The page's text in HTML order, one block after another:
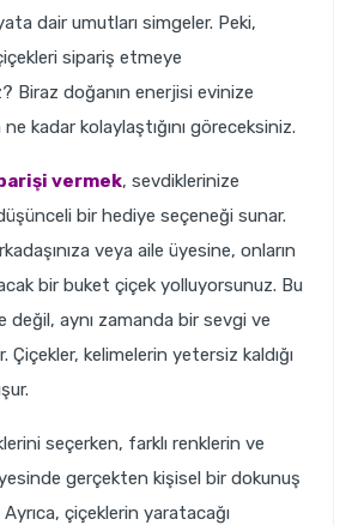
dair umutları simgeler. Peki,
sipariş etmeye
Biraz doğanın enerjisi evinize
kadar kolaylaştığını göreceksiniz.
vermek, sevdiklerinize
bir hediye seçeneği sunar.
veya aile üyesine, onların
bir buket çiçek yolluyorsunuz. Bu
değil, aynı zamanda bir sevgi ve
kelimelerin yetersiz kaldığı
seçerken, farklı renklerin ve
gerçekten kişisel bir dokunuş
çiçeklerin yaratacağı